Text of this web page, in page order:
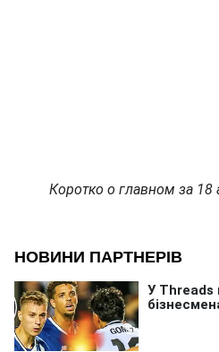
Коротко о главном за 18